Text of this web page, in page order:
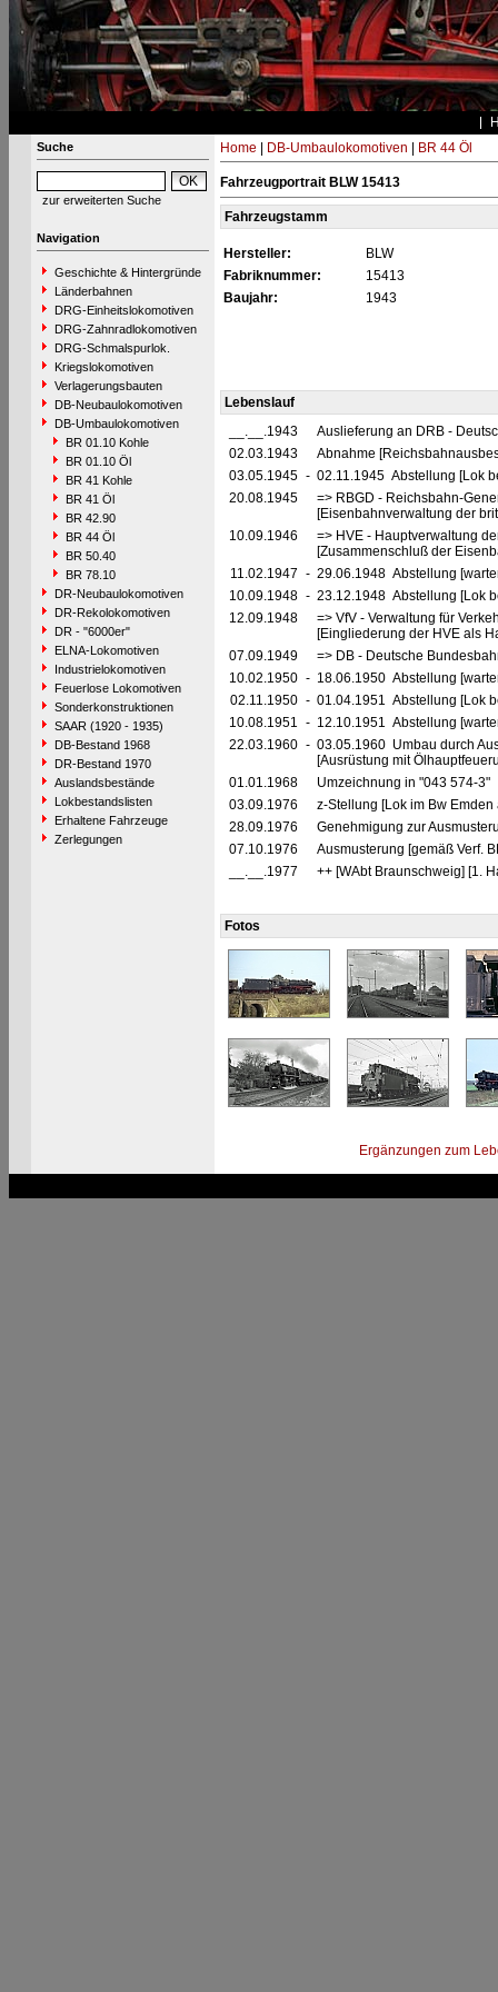
Suche
zur erweiterten Suche
Navigation
Geschichte & Hintergründe
Länderbahnen
DRG-Einheitslokomotiven
DRG-Zahnradlokomotiven
DRG-Schmalspurlok.
Kriegslokomotiven
Verlagerungsbauten
DB-Neubaulokomotiven
DB-Umbaulokomotiven
BR 01.10 Kohle
BR 01.10 Öl
BR 41 Kohle
BR 41 Öl
BR 42.90
BR 44 Öl
BR 50.40
BR 78.10
DR-Neubaulokomotiven
DR-Rekolokomotiven
DR - "6000er"
ELNA-Lokomotiven
Industrielokomotiven
Feuerlose Lokomotiven
Sonderkonstruktionen
SAAR (1920 - 1935)
DB-Bestand 1968
DR-Bestand 1970
Auslandsbestände
Lokbestandslisten
Erhaltene Fahrzeuge
Zerlegungen
Home DB-Umbaulokomotiven BR 44 Öl
Fahrzeugportrait BLW 15413
Fahrzeugstamm
Hersteller:
BLW
Fabriknummer:
15413
Baujahr:
1943
Lebenslauf
__.__.1943
Auslieferung an DRB -
02.03.1943
Abnahme
03.05.1945 - 02.11.1945 Abstellung [Lok
20.08.1945
=> RBGD - Reichsbahn-
[Eisenbahnverwaltung der
10.09.1946
=> HVE - Hauptverwaltung
[Zusammenschluß der
11.02.1947 - 29.06.1948 Abstellung
10.09.1948 - 23.12.1948 Abstellung [Lok
12.09.1948
=> VfV - Verwaltung für
[Eingliederung der HVE als
07.09.1949
=> DB - Deutsche
10.02.1950 - 18.06.1950 Abstellung
02.11.1950 - 01.04.1951 Abstellung [Lok
10.08.1951 - 12.10.1951 Abstellung
22.03.1960 - 03.05.1960 Umbau durch
[Ausrüstung mit
01.01.1968
Umzeichnung in "043 574-3"
03.09.1976
z-Stellung [Lok im Bw Emden
28.09.1976
Genehmigung zur
07.10.1976
Ausmusterung [gemäß Verf.
__.__.1977
++ [WAbt Braunschweig] [1.
Fotos
Ergänzungen zum